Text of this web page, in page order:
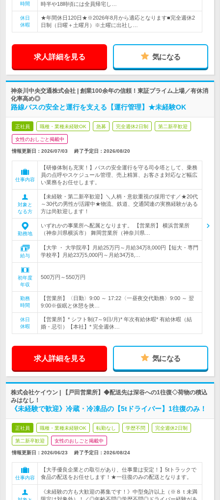
時間
時半や18時頃には全員帰宅し…
休日
休暇
★年間休日120日★※2026年8月から適応となります■完全週休2
日制（日曜＋土曜月）※土曜に出社し…
求人詳細を見る 気になる
神奈川中央交通株式会社 | 創業100余年の信頼！東証プライム上場／有休消
化率高め◎
路線バスの安全と運行を支える【運行管理】★未経験OK
正社員 職種・業種未経験OK 急募 完全週休2日制 第二新卒歓迎
女性のおしごと掲載中
情報更新日：2026/07/03 終了予定日： 2026/08/20
仕事内容
【研修体制も充実！】バスの安全運行を守る司令塔として、乗務
員の点呼やスケジュール管理、売上精算、お客さま対応など幅広
い業務をお任せします。
対象と
なる方
【未経験・第二新卒歓迎】＼人柄・意欲重視の採用です／★20代
～30代の男性が活躍中★物流、鉄道、交通関連の実務経験がある
方は尚歓迎します！
勤務地
いずれかの事業所へ配属となります。 【営業所】 横浜営業所
（神奈川県横浜市） 舞岡営業所（神奈川県…
給与
【大学 ・ 大学院卒】月給25万円～月給34万8,000円【短大・専門
学校卒】月給23万5,000円～月給34万8,…
初年度
年収
500万円～550万円
勤務
時間
【営業所】〈日勤〉9:00 ～ 17:22〈一昼夜交代勤務〉9:00 ～ 翌
9:00※仮眠と休憩を挟…
休日
休暇
【営業所】* シフト制(7～9日/月)* 年次有給休暇* 有給休暇（結
婚・忌引）【本社】* 完全週休…
求人詳細を見る 気になる
株式会社ケイウン | 【戸田営業所】◆配送先は深谷への1往復◇荷物の積込
みはなし！
《未経験で歓迎》冷蔵・冷凍品の【5tドライバー】1往復のみ！
正社員 職種・業種未経験OK 転勤なし 学歴不問 完全週休2日制
第二新卒歓迎 女性のおしごと掲載中
情報更新日：2026/06/23 終了予定日： 2026/08/24
仕事内容
【大手優良企業との取引があり、仕事量は安定！】5tトラックで
食品の配送をお任せします！★一往復のみの配送となります。
《未経験の方も大歓迎の募集です！》中型免許以上（※８ｔ未満
限定は対象外）！／◎年齢不問◎学歴不問◎ドライバー経験があ